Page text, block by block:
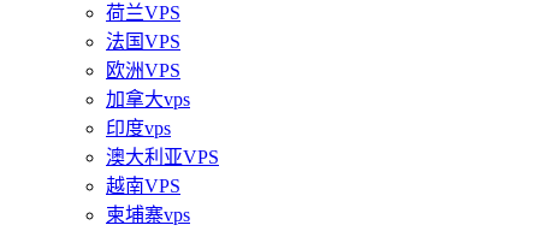
荷兰VPS
法国VPS
欧洲VPS
加拿大vps
印度vps
澳大利亚VPS
越南VPS
柬埔寨vps